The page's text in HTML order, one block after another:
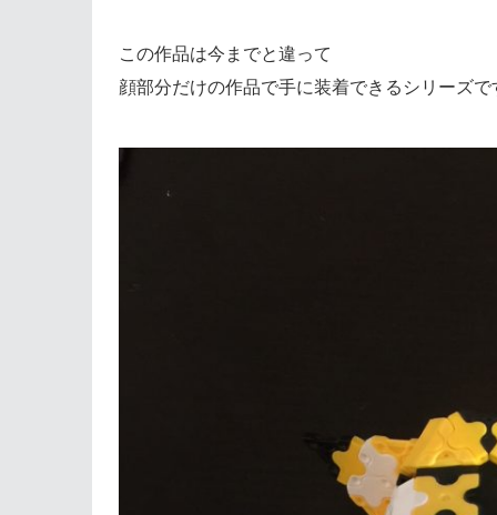
この作品は今までと違って
顔部分だけの作品で手に装着できるシリーズで